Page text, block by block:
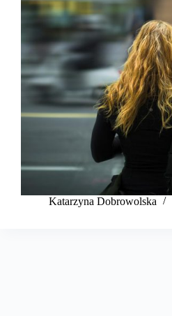
Katarzyna Dobrowolska